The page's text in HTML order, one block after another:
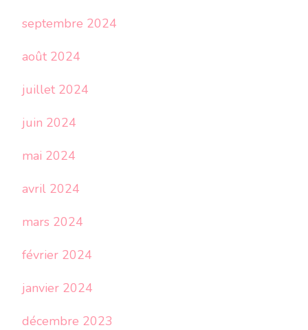
septembre 2024
août 2024
juillet 2024
juin 2024
mai 2024
avril 2024
mars 2024
février 2024
janvier 2024
décembre 2023